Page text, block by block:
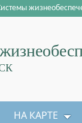
НА КАРТЕ